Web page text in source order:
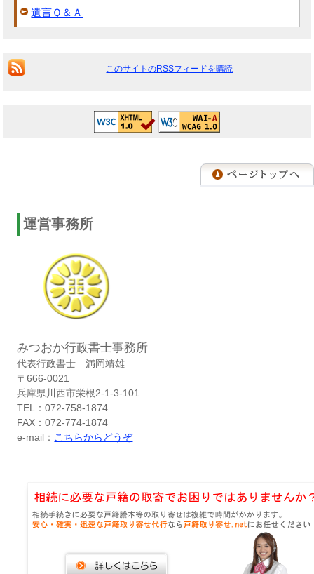
遺言Ｑ＆Ａ
このサイトのRSSフィードを購読
運営事務所
みつおか行政書士事務所
代表行政書士 満岡靖雄
〒666-0021
兵庫県川西市栄根2-1-3-101
TEL：072-758-1874
FAX：072-774-1874
e-mail： こちらからどうぞ